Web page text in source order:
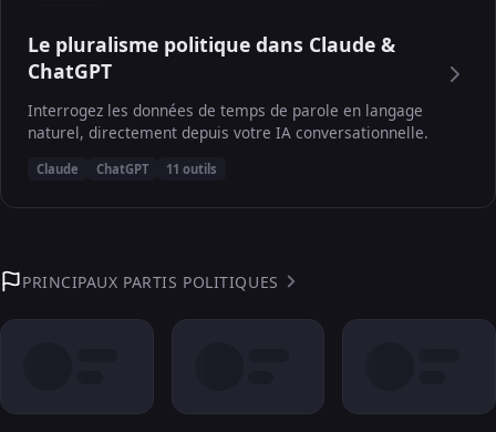
Le pluralisme politique dans Claude &
ChatGPT
Interrogez les données de temps de parole en langage
naturel, directement depuis votre IA conversationnelle.
Claude ChatGPT 11 outils
PRINCIPAUX PARTIS POLITIQUES